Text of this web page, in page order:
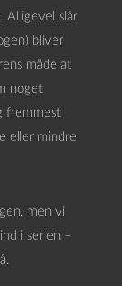
Alligevel slår
bliver
måde at
noget
fremmest
eller mindre
men vi
i serien –